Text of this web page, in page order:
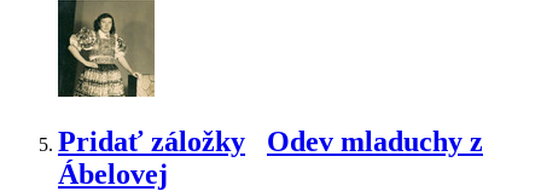
Pridať záložky
Odev mladuchy z
Ábelovej